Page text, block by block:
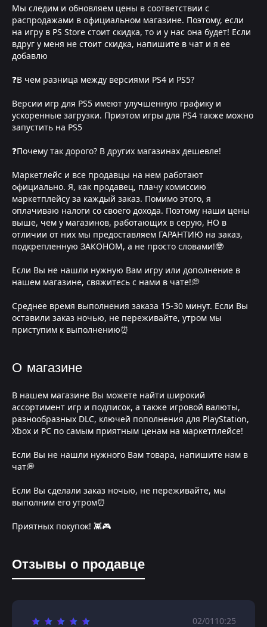
Мы следим и обновляем цены в соответствии с
распродажами в официальном магазине. Поэтому, если
на игру в PS Store стоит скидка, то и у нас она будет! Если
вдруг у меня не стоит скидка, напишите в чат и я ее
добавлю
❓В чем разница между версиями PS4 и PS5?
Версии игр для PS5 имеют улучшенную графику и
ускоренные загрузки. Приэтом игры для PS4 также можно
запустить на PS5
❓Почему так дорого? В других магазинах дешевле!
Маркетлейс и все продавцы на нем работают
официально. Я, как продавец, плачу комиссию
маркетплейсу за каждый заказ. Помимо этого, я
оплачиваю налоги со своего дохода. Поэтому наши цены
выше, чем у магазинов, работающих в серую, НО в
отличии от них мы предоставляем ГАРАНТИЮ на заказ,
подкрепленную ЗАКОНОМ, а не просто словами!🤓
Если Вы не нашли нужную Вам игру или дополнение в
нашем магазине, свяжитесь с нами в чате!💭
Среднее время выполнения заказа 15-30 минут. Если Вы
оставили заказ ночью, не переживайте, утром мы
приступим к выполнению⏰
О магазине
В нашем магазине Вы можете найти широкий
ассортимент игр и подписок, а также игровой валюты,
разнообразных DLC, ключей пополнения для PlayStation,
Xbox и PC по самым приятным ценам на маркетплейсе!
Если Вы не нашли нужного Вам товара, напишите нам в
чат💭
Если Вы сделали заказ ночью, не переживайте, мы
выполним его утром⏰
Приятных покупок! 👾🎮
Отзывы о продавце
02/01 10:25